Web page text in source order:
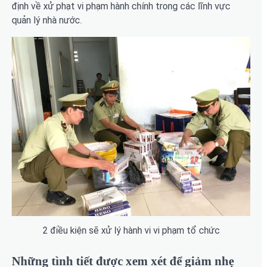
định về xử phạt vi phạm hành chính trong các lĩnh vực
quản lý nhà nước.
2 điều kiện sẽ xử lý hành vi vi phạm tổ chức
Những tình tiết được xem xét để giảm nhẹ